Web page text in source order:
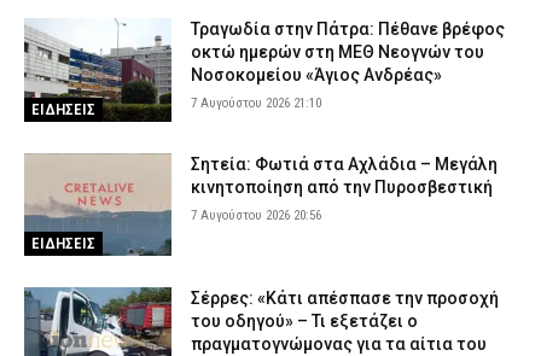
ΕΙΔΗΣΕΙΣ
Τραγωδία στην Πάτρα: Πέθανε βρέφος
οκτώ ημερών στη ΜΕΘ Νεογνών του
Νοσοκομείου «Άγιος Ανδρέας»
7 Αυγούστου 2026 21:10
ΕΙΔΗΣΕΙΣ
Σητεία: Φωτιά στα Αχλάδια – Μεγάλη
κινητοποίηση από την Πυροσβεστική
7 Αυγούστου 2026 20:56
Σέρρες: «Κάτι απέσπασε την προσοχή
του οδηγού» – Τι εξετάζει ο
πραγματογνώμονας για τα αίτια του